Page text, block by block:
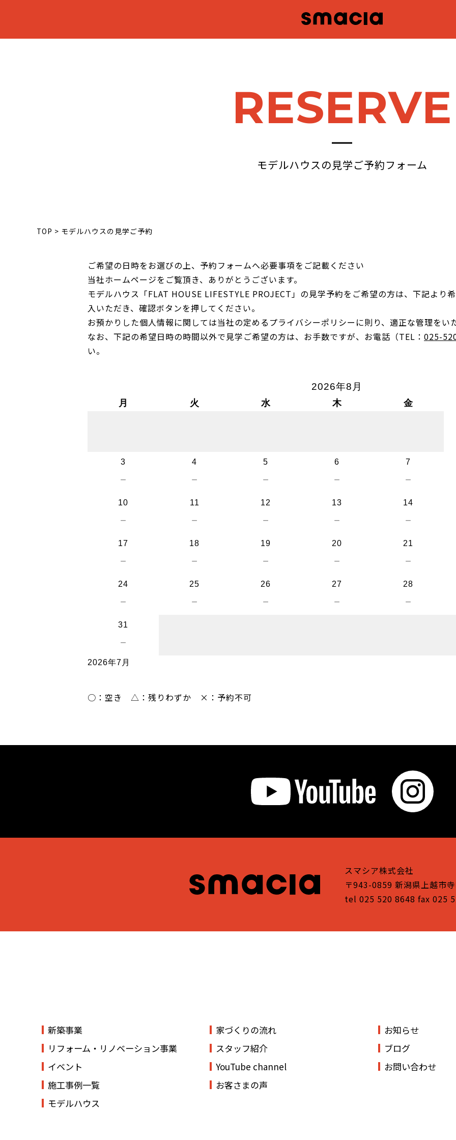
RESERVE
モデルハウスの見学ご予約フォーム
TOP > モデルハウスの見学ご予約
ご希望の日時をお選びの上、予約フォームへ必要事項をご記載ください
当社ホームページをご覧頂き、ありがとうございます。
モデルハウス「FLAT HOUSE LIFESTYLE PROJECT」の見学予約をご希望の方は、下記より
入いただき、確認ボタンを押してください。
お預かりした個人情報に関しては当社の定めるプライバシーポリシーに則り、適正な管理をいた
なお、下記の希望日時の時間以外で見学ご希望の方は、お手数ですが、お電話（TEL： 025-
い。
2026年8月
月 火 水 木 金
3
－
4
－
5
－
6
－
7
－
10
－
11
－
12
－
13
－
14
－
17
－
18
－
19
－
20
－
21
－
24
－
25
－
26
－
27
－
28
－
31
－
2026年7月
○：空き △：残りわずか ×：予約不可
スマシア株式会社
〒943-0859 新潟県上越市
tel 025 520 8648 fax 025
新築事業
リフォーム・リノベーション事業
イベント
施工事例一覧
モデルハウス
家づくりの流れ
スタッフ紹介
YouTube channel
お客さまの声
お知らせ
ブログ
お問い合わせ